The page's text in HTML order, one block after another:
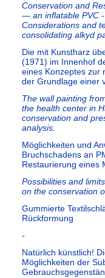
Conservation and
― an inflatable PVC
Considerations and
consolidating alkyd
Die mit Kunstharz
(1971) im Innenhof
eines Konzeptes zur
der Grundlage einer
The wall painting
the health center in
conservation and
analysis.
Möglichkeiten und
Bruchschadens an
Restaurierung eines
Possibilities and
on the conservation
Gummierte
Rückformung
-
Natürlich künstlich!
Möglichkeiten der